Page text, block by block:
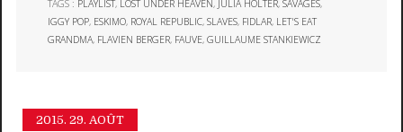
TAGS : PLAYLIST, LOST UNDER HEAVEN, JULIA HOLTER,SAVAGES,
IGGY POP, ESKIMO, ROYAL REPUBLIC,SLAVES, FIDLAR, LET'S EAT
GRANDMA, FLAVIEN BERGER, FAUVE,GUILLAUME STANKIEWICZ
2015. 29. AOÛT